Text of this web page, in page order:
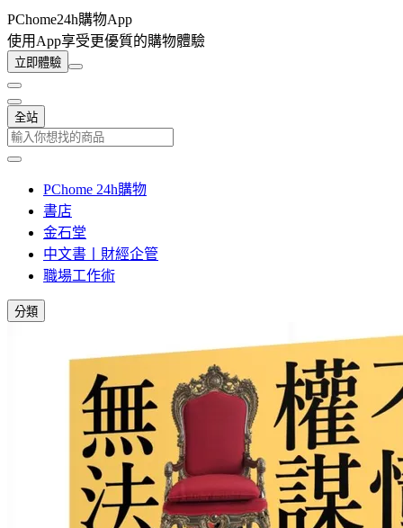
PChome24h購物App
使用App享受更優質的購物體驗
立即體驗
全站
PChome 24h購物
書店
金石堂
中文書丨財經企管
職場工作術
分類